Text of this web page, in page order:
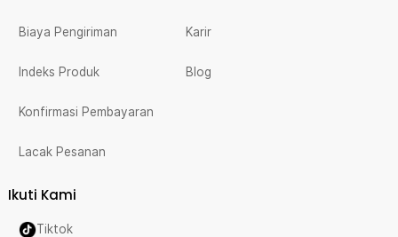
Biaya Pengiriman
Indeks Produk
Konfirmasi Pembayaran
Lacak Pesanan
Karir
Blog
Ikuti Kami
Tiktok